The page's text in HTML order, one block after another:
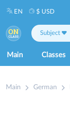
Main Classes
Subject
EN $ USD
Main German